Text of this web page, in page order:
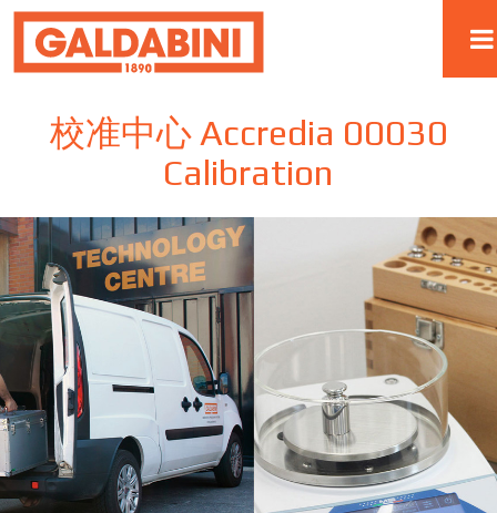
校准中心 Accredia 00030
Calibration